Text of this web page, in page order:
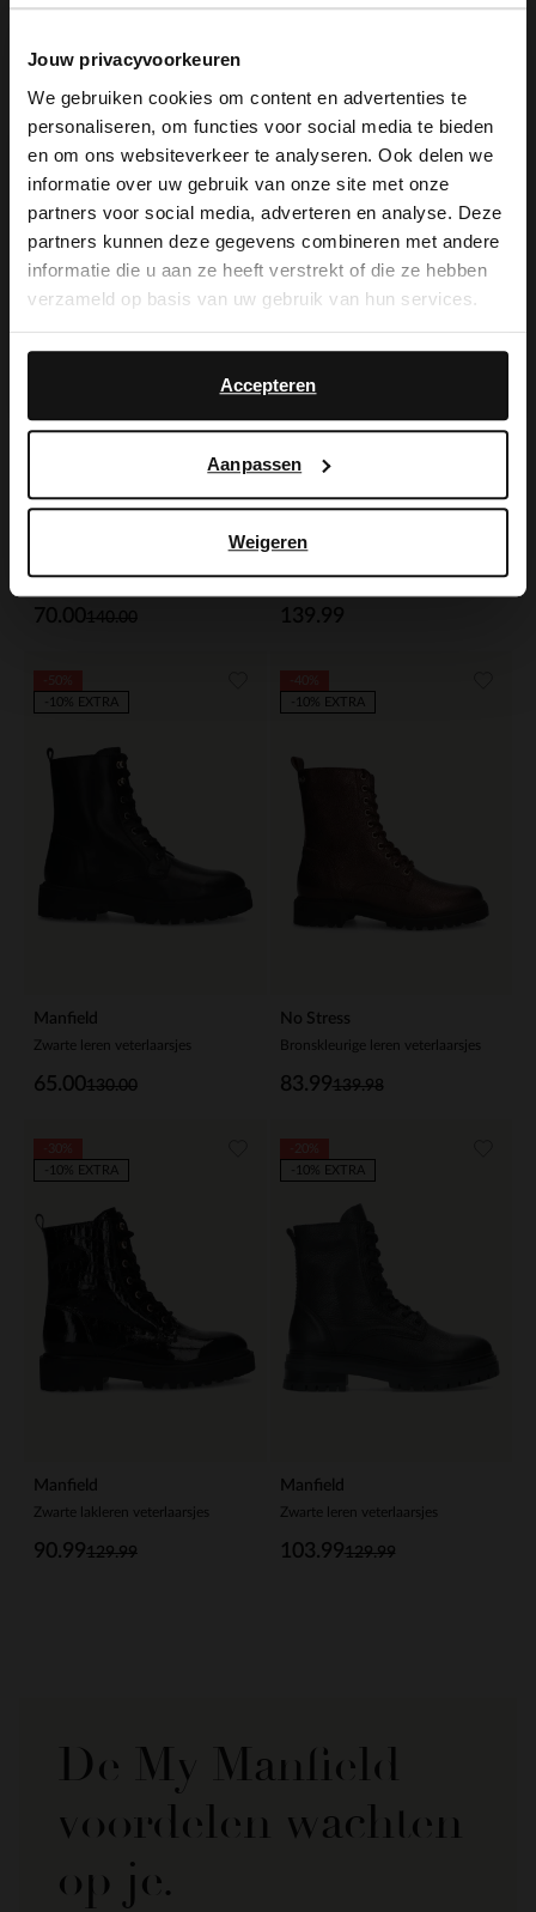
Jouw privacyvoorkeuren
We gebruiken cookies om content en advertenties te
personaliseren, om functies voor social media te bieden
en om ons websiteverkeer te analyseren. Ook delen we
informatie over uw gebruik van onze site met onze
partners voor social media, adverteren en analyse. Deze
partners kunnen deze gegevens combineren met andere
informatie die u aan ze heeft verstrekt of die ze hebben
verzameld op basis van uw gebruik van hun services.
Accepteren
Aanpassen
Weigeren
Cognac veterlaarsjes
139.99 139.99
Bruine leren veterboots
140.00
70.00
-50%
-10% EXTRA
Manfield
Zwarte leren laarzen met bont voering
139.99
Manfield
Zwarte leren veterlaarsjes
130.00
65.00
-10% EXTRA
No Stress
Bronskleurige leren veterlaarsjes
139.98
83.99
-10% EXTRA
Manfield
Zwarte lakleren veterlaarsjes
129.99
90.99
-10% EXTRA
Manfield
Zwarte leren veterlaarsjes
129.99
103.99
-10% EXTRA
De My Manfield
voordelen wachten
op je.
×
View this website in English?
It looks like your language isn't Dutch. Would
you like to switch to English?
English